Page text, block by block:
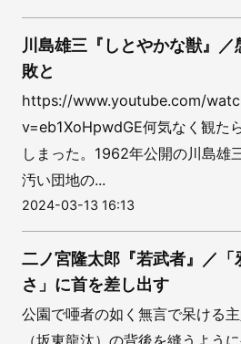
川島雄三『しとやかな獣』／
敗と
https://www.youtube.com/
v=eb1XoHpwdGE何気なく観た
しまった。1962年公開の川島雄
汚い団地の...
2024-03-13 16:13
二ノ宮隆太郎『若武者』／「
さ」に首を差し出す
公園で唖者の如く無言で呆ける
（坂東龍汰）の背後を縫うよう